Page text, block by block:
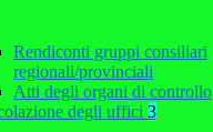
Rendiconti gruppi consiliari
regionali/provinciali
Atti degli organi di controllo
degli uffici 3